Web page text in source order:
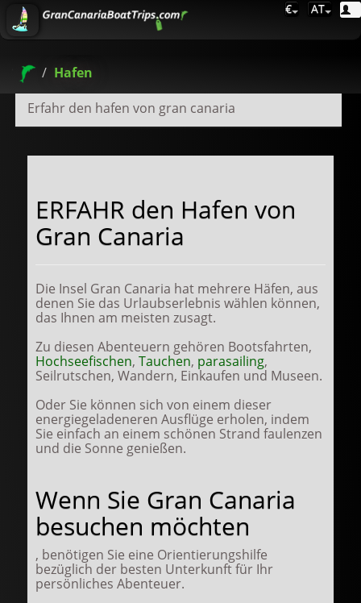
€ AT
Hafen
Erfahr den hafen von gran canaria
ERFAHR den Hafen von
Gran Canaria
Die Insel Gran Canaria hat mehrere Häfen, aus
denen Sie das Urlaubserlebnis wählen können,
das Ihnen am meisten zusagt.
Zu diesen Abenteuern gehören Bootsfahrten,
Hochseefischen,Tauchen, parasailing,
Seilrutschen, Wandern, Einkaufen und Museen.
Oder Sie können sich von einem dieser
energiegeladeneren Ausflüge erholen, indem
Sie einfach an einem schönen Strand faulenzen
und die Sonne genießen.
Wenn Sie Gran Canaria
besuchen möchten
, benötigen Sie eine Orientierungshilfe
bezüglich der besten Unterkunft für Ihr
persönliches Abenteuer.